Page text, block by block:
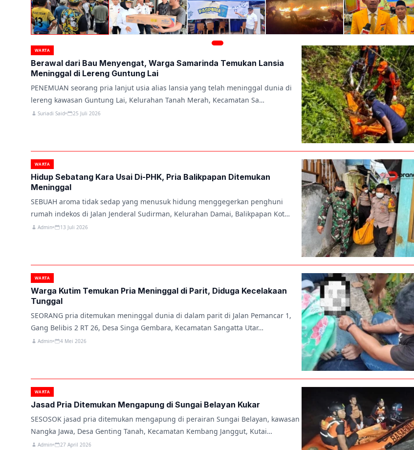
WARTA
Berawal dari Bau Menyengat, Warga Samarinda Temukan Lansia
Meninggal di Lereng Guntung Lai
PENEMUAN seorang pria lanjut usia alias lansia yang telah meninggal dunia di
lereng kawasan Guntung Lai, Kelurahan Tanah Merah, Kecamatan Sa…
Suriadi Said 25 Juli 2026
WARTA
Hidup Sebatang Kara Usai Di-PHK, Pria Balikpapan Ditemukan
Meninggal
SEBUAH aroma tidak sedap yang menusuk hidung menggegerkan penghuni
rumah indekos di Jalan Jenderal Sudirman, Kelurahan Damai, Balikpapan Kot…
Admin 13 Juli 2026
WARTA
Warga Kutim Temukan Pria Meninggal di Parit, Diduga Kecelakaan
Tunggal
SEORANG pria ditemukan meninggal dunia di dalam parit di Jalan Pemancar 1,
Gang Belibis 2 RT 26, Desa Singa Gembara, Kecamatan Sangatta Utar…
Admin 4 Mei 2026
WARTA
Jasad Pria Ditemukan Mengapung di Sungai Belayan Kukar
SESOSOK jasad pria ditemukan mengapung di perairan Sungai Belayan, kawasan
Nangka Jawa, Desa Genting Tanah, Kecamatan Kembang Janggut, Kutai…
Admin 27 April 2026